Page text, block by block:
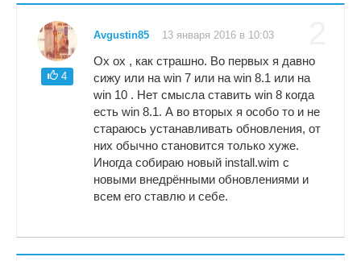
4
Avgustin85 13 января 2016 в 10:03
Ох ох , как страшно. Во первых я давно
сижу или на win 7 или на win 8.1 или на
win 10 . Нет смысла ставить win 8 когда
есть win 8.1. А во вторых я особо то и не
стараюсь устанавливать обновления, от
них обычно становится только хуже.
Иногда собираю новый install.wim с
новыми внедрёнными обновлениями и
всем его ставлю и себе.